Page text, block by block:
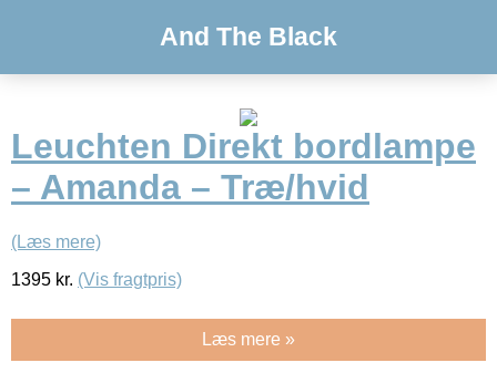
And The Black
Leuchten Direkt bordlampe
– Amanda – Træ/hvid
(Læs mere)
1395 kr. (Vis fragtpris)
Læs mere »